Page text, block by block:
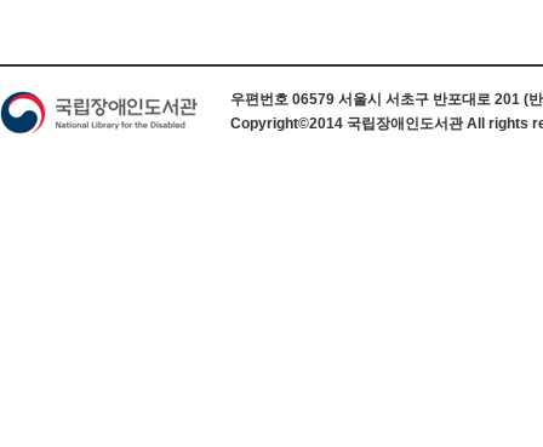
우편번호 06579 서울시 서초구 반포대로 201 (
Copyright©2014 국립장애인도서관 All rights